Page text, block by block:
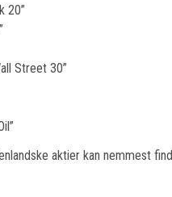
20”
Street 30”
aktier kan nemmest